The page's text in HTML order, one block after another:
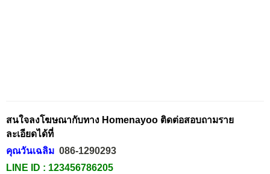
สนใจลงโฆษณากับทาง Homenayoo ติดต่อสอบถามราย
ละเอียดได้ที่
คุณวันเฉลิม 086-1290293
LINE ID : 123456786205